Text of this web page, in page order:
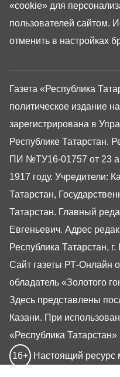
Газета «Республика
политическое издание
зарегистрирована в
Республике Татарстан.
ПИ №ТУ16-01757 от 23
1917 году. Учредители:
Татарстан,
Татарстан. Главный
Евгеньевич. Адрес
Республика Татарстан,
Сайт газеты РТ-Онлайн
обладатель «Золотого
Здесь представлены
Казани. При
«Республика
16+ Настоящий ресурс
«cookie» для
пользователей сайтом.
отменить в настройках